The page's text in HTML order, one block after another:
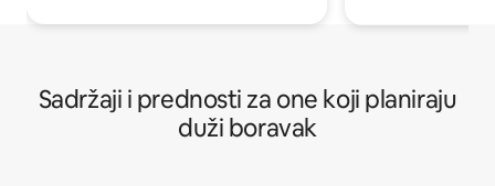
Sadržaji i prednosti za one koji planiraju
duži boravak